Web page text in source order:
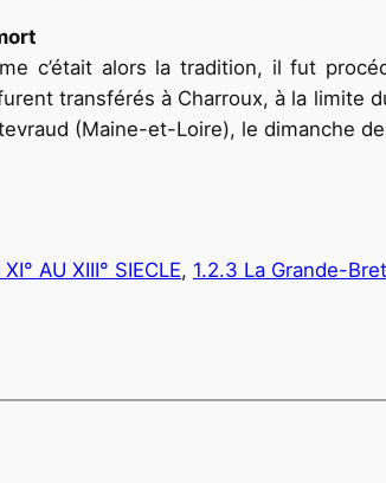
c’était alors la tradition, il fut
transférés à Charroux, à la limite
(Maine-et-Loire), le dimanche
AU XIII° SIECLE, 1.2.3 La Grande-